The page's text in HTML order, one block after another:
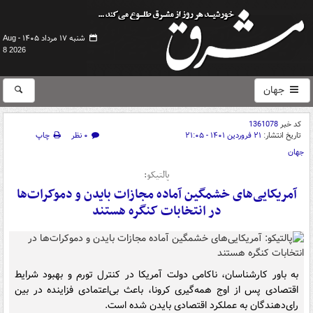
شنبه ۱۷ مرداد ۱۴۰۵ -
Aug
8 2026
جهان
کد خبر1361078
تاریخ انتشار: ۲۱ فروردین ۱۴۰۱ - ۲۱:۰۵ ۰ نظر
چاپ
جهان
پالتیکو:
آمریکایی‌های خشمگین آماده مجازات بایدن و دموکرات‌ها
در انتخابات کنگره هستند
به باور کارشناسان، ناکامی دولت آمریکا در کنترل تورم و بهبود شرایط
اقتصادی پس از اوج همه‌گیری کرونا، باعث بی‌اعتمادی فزاینده در بین
رای‌دهندگان به عملکرد اقتصادی بایدن شده است.